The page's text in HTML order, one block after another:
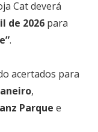
Cat deverá
de 2026 para
.
acertados para
,
Parque e